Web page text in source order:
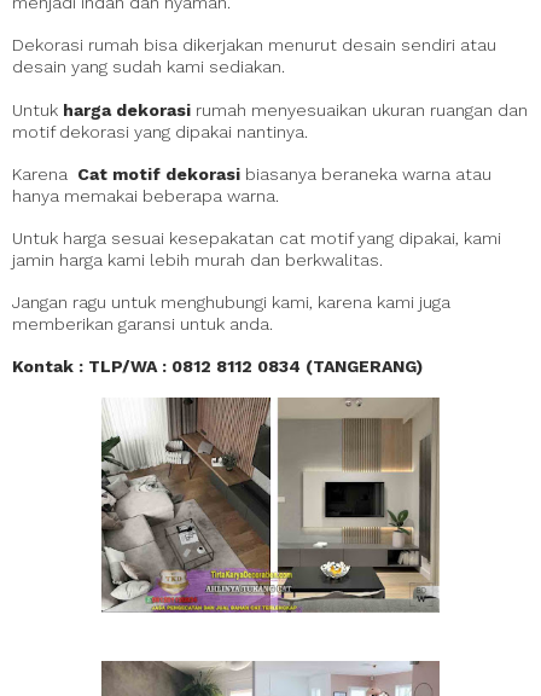
Dekorasi rumah bisa dikerjakan menurut desain sendiri atau
desain yang sudah kami sediakan.
Untuk harga dekorasi rumah menyesuaikan ukuran ruangan dan
motif dekorasi yang dipakai nantinya.
Karena Cat motif dekorasi biasanya beraneka warna atau
hanya memakai beberapa warna.
Untuk harga sesuai kesepakatan cat motif yang dipakai, kami
jamin harga kami lebih murah dan berkwalitas.
Jangan ragu untuk menghubungi kami, karena kami juga
memberikan garansi untuk anda.
Kontak : TLP/WA : 0812 8112 0834 (TANGERANG)